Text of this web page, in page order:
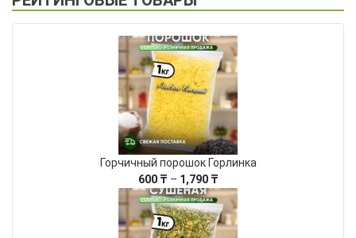
1,790 ₸
Горчичный порошок Горлинка
600 ₸ – 1,790 ₸Диапазон
цен:
600 ₸
–